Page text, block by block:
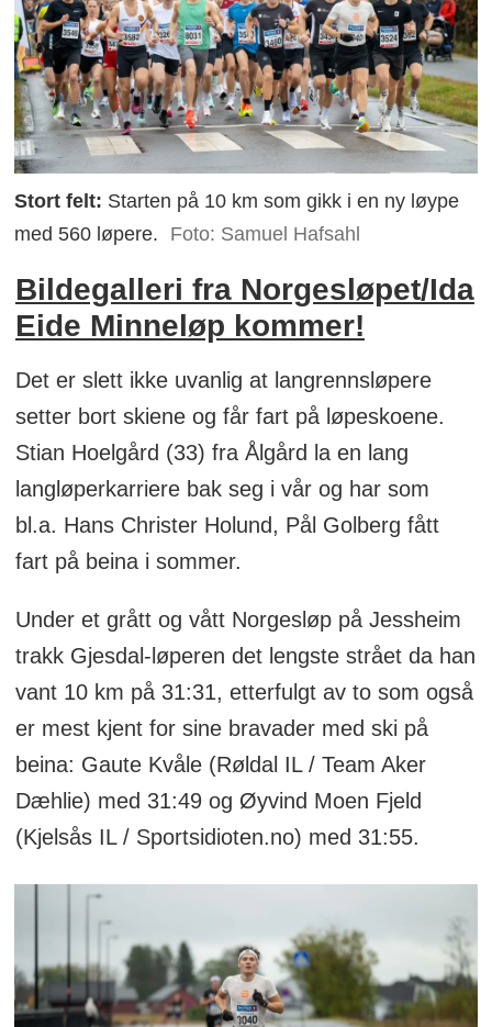
Stort felt: Starten på 10 km som gikk i en ny løype
med 560 løpere.
Foto: Samuel Hafsahl
Bildegalleri fra Norgesløpet/Ida
Eide Minneløp kommer!
Det er slett ikke uvanlig at langrennsløpere
setter bort skiene og får fart på løpeskoene.
Stian Hoelgård (33) fra Ålgård la en lang
langløperkarriere bak seg i vår og har som
bl.a. Hans Christer Holund, Pål Golberg fått
fart på beina i sommer.
Under et grått og vått Norgesløp på Jessheim
trakk Gjesdal-løperen det lengste strået da han
vant 10 km på 31:31, etterfulgt av to som også
er mest kjent for sine bravader med ski på
beina: Gaute Kvåle (Røldal IL / Team Aker
Dæhlie) med 31:49 og Øyvind Moen Fjeld
(Kjelsås IL / Sportsidioten.no) med 31:55.